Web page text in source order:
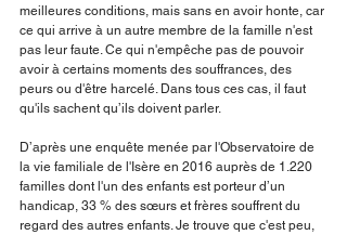
meilleures conditions, mais sans en avoir honte, car
ce qui arrive à un autre membre de la famille n'est
pas leur faute. Ce qui n'empêche pas de pouvoir
avoir à certains moments des souffrances, des
peurs ou d'être harcelé. Dans tous ces cas, il faut
qu'ils sachent qu’ils doivent parler.
D’après une enquête menée par l'Observatoire de
la vie familiale de l'Isère en 2016 auprès de 1.220
familles dont l'un des enfants est porteur d’un
handicap, 33 % des sœurs et frères souffrent du
regard des autres enfants. Je trouve que c'est peu,